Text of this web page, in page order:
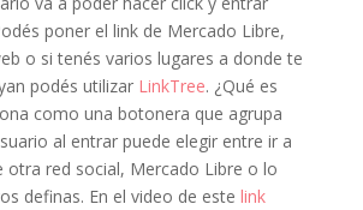
poner el link de Mercado Libre,
o si tenés varios lugares a donde te
podés utilizar LinkTree. ¿Qué es
como una botonera que agrupa
al entrar puede elegir entre ir a
otra red social, Mercado Libre o lo
definas. En el video de este link